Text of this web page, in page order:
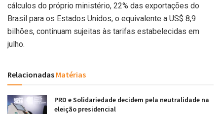
cálculos do próprio ministério, 22% das exportações do
Brasil para os Estados Unidos, o equivalente a US$ 8,9
bilhões, continuam sujeitas às tarifas estabelecidas em
julho.
Relacionadas Matérias
PRD e Solidariedade decidem pela neutralidade na
eleição presidencial